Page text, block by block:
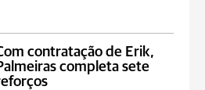
contratação de Erik,
completa sete